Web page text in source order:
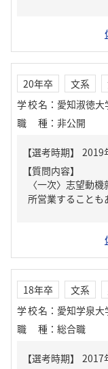
20年卒 文系
学校名 ： 愛知淑徳大
職種 ： 非公開
【質問内容】
〈一次〉志望動
所営業すること
18年卒 文系
学校名 ： 愛知学泉大
職種 ： 総合職